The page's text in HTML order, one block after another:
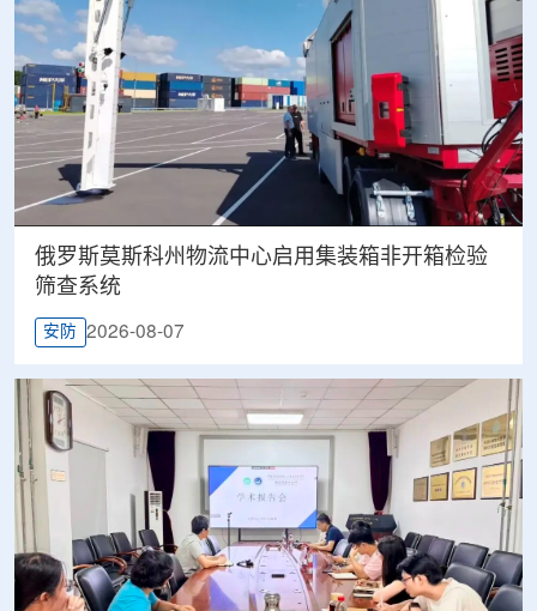
俄罗斯莫斯科州物流中心启用集装箱非开箱检验
筛查系统
安防 2026-08-07